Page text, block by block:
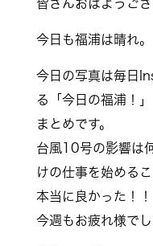
皆さんおはようござ
今日も福浦は晴れ。
今日の写真は毎日
る「今日の福浦！
まとめです。
台風10号の影響は
けの仕事を始める
本当に良かった！！
今週もお疲れ様で